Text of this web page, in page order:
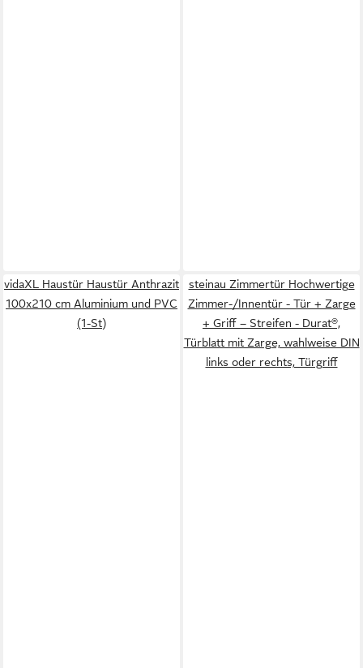
vidaXL Haustür Haustür Anthrazit
100x210 cm Aluminium und PVC
(1-St)
steinau Zimmertür Hochwertige
Zimmer-/Innentür - Tür + Zarge
+ Griff – Streifen - Durat®,
Türblatt mit Zarge, wahlweise DIN
links oder rechts, Türgriff